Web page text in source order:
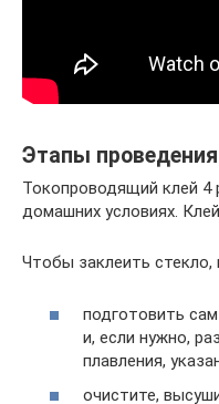
Этапы
Токопроводящий клей 4
домашних условиях.
Чтобы заклеить стекло,
подготовить
и, если нужно,
плавления,
очистите,